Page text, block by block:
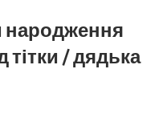
народження
тітки / дядька